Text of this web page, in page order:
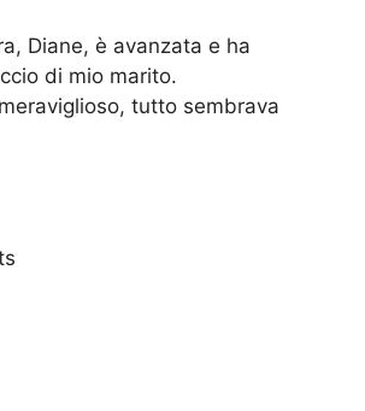
Diane, è avanzata e ha
di mio marito.
tutto sembrava